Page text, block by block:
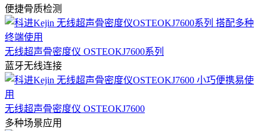
便捷骨质检测
无线超声骨密度仪 OSTEOKJ7600系列
蓝牙无线连接
无线超声骨密度仪 OSTEOKJ7600
多种场景应用